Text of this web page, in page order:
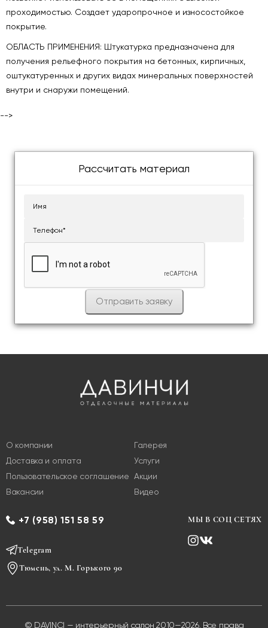
проходимостью. Создает ударопрочное и износостойкое
покрытие.
ОБЛАСТЬ ПРИМЕНЕНИЯ: Штукатурка предназначена для
получения рельефного покрытия на бетонных, кирпичных,
оштукатуренных и других видах минеральных поверхностей
внутри и снаружи помещений.
-->
Рассчитать материал
О компании
Доставка и оплата
Пользовательское соглашение
Вакансии
Галерея
Услуги
Акции
Видео
+7 (958) 151 58 59
Telegram
Тюмень, ул. М. Горького 90
МЫ В СОЦ СЕТЯХ
© DAVINCI — интерьерный салон 2010—2026. Все права